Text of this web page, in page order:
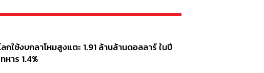
กใช้งบกลาโหมสูงแตะ 1.91 ล้านล้านดอลลาร์ ในปี
หาร 1.4%